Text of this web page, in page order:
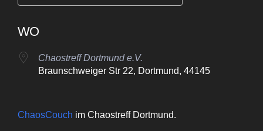
WO
Chaostreff Dortmund e.V.
Braunschweiger Str 22, Dortmund, 44145
ChaosCouch im Chaostreff Dortmund.